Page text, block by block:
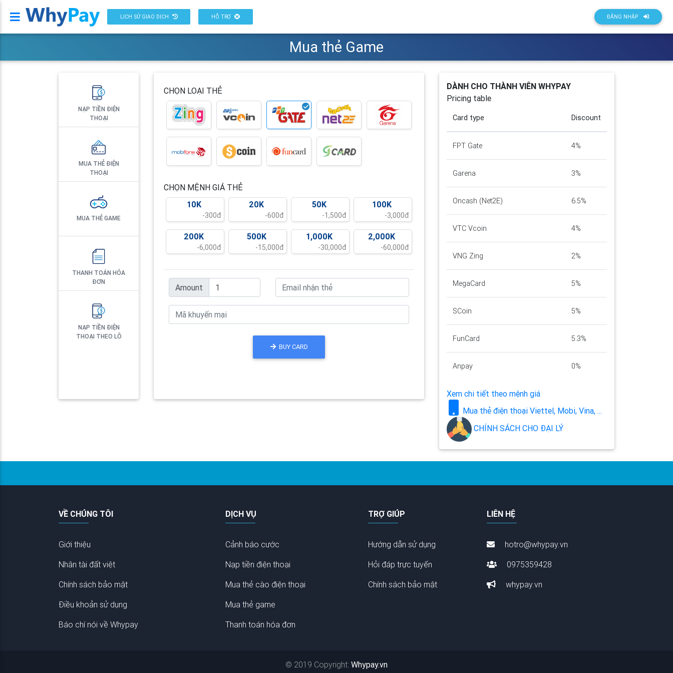
Whypay LỊCH SỬ GIAO DỊCH HỖ TRỢ ĐĂNG NHẬP
Mua thẻ Game
NẠP TIỀN ĐIỆN
THOẠI
MUA THẺ ĐIỆN
THOẠI
MUA THẺ GAME
THANH TOÁN HÓA
ĐƠN
NẠP TIỀN ĐIỆN
THOẠI THEO LÔ
CHỌN LOẠI THẺ
CHỌN MỆNH GIÁ THẺ
10K
-300đ
20K
-600đ
50K
-1,500đ
100K
-3,000đ
200K
-6,000đ
500K
-15,000đ
1,000K
-30,000đ
2,000K
-60,000đ
Amount
BUY CARD
DÀNH CHO THÀNH VIÊN WHYPAY
Pricing table
Card type Discount
FPT Gate 4%
Garena 3%
Oncash (Net2E) 6.5%
VTC Vcoin 4%
VNG Zing 2%
MegaCard 5%
SCoin 5%
FunCard 5.3%
Anpay 0%
Xem chi tiết theo mệnh giá
Mua thẻ điện thoại Viettel, Mobi, Vina, ...
CHÍNH SÁCH CHO ĐẠI LÝ
VỀ CHÚNG TÔI
Giới thiệu
Nhân tài đất việt
Chính sách bảo mật
Điều khoản sử dụng
Báo chí nói về Whypay
DỊCH VỤ
Cảnh báo cước
Nạp tiền điện thoại
Mua thẻ cào điện thoại
Mua thẻ game
Thanh toán hóa đơn
TRỢ GIÚP
Hướng dẫn sử dụng
Hỏi đáp trực tuyến
Chính sách bảo mật
LIÊN HỆ
hotro@whypay.vn
0975359428
whypay.vn
© 2019 Copyright: Whypay.vn